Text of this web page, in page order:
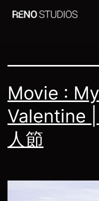
Tag:
Movie :
Valentine
人節